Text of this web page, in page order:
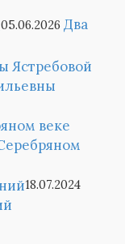
05.06.2026 Два
18.07.2024